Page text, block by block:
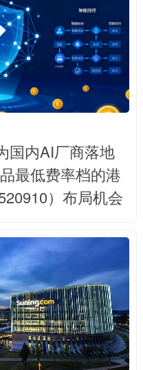
国内AI厂商落地
最低费率档的港
）布局机会